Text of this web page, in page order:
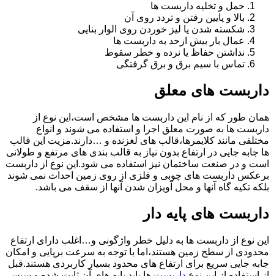
حمل و تخلیه داربست ها
بالا و پایین رفتن و تردد روی آن
شکسته شدن یا لیز خوردن روی الوار بنایی
عمال بار بیش ازحد به داربست ها
نداشتن حفاظ یا نرده و خطر سقوط
تماس با سیم برق و برق گرفتگی
داربست های معلق
همان طور که از نام این داربست ها مشخص است،این نوع از
داربست ها به صورت معلق اجرا و استفاده می شوند و انواع
مختلفی مانند کلایمرها،قالب های لغزنده و …دارند.مزیت این قالب
ها جابه جایی در ارتفاع بدون نیاز به قالب بندی های مرتفع و طولانی
است و در صنعت ساختمان نیز استفاده می شود.این نوع از داربست
برعکس داربست های چوبی و فلزی از روی زمین احداث نمی شوند
بلکه تکیه گاه آنها و محل آویزان شدن آنها از سقف می باشد.
داربست های پایه دار
این نوع از داربست ها به دلیل خطر واژگونی و…اغلب دارای ارتفاع
محدودی از سطح زمین هستند،اما با توجه به سرعت برپایی و امکان
جابه جایی سریع برای ارتفاع های محدود بسیار کاربردی هستند.قبل